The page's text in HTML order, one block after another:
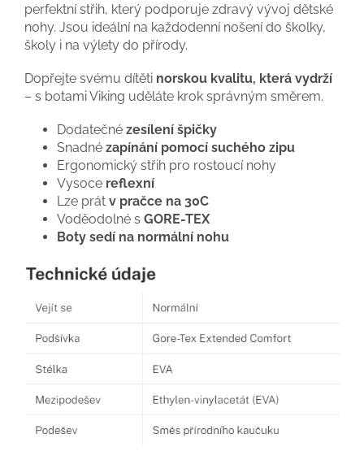
perfektní střih, který podporuje zdravý vývoj dětské
nohy. Jsou ideální na každodenní nošení do školky,
školy i na výlety do přírody.
Dopřejte svému dítěti norskou kvalitu, která vydrží
– s botami Viking uděláte krok správným směrem.
Dodatečné zesílení špičky
Snadné zapínání pomocí suchého zipu
Ergonomický střih pro rostoucí nohy
Vysoce reflexní
Lze prát v pračce na 30C
Voděodolné s GORE-TEX
Boty sedí na normální nohu